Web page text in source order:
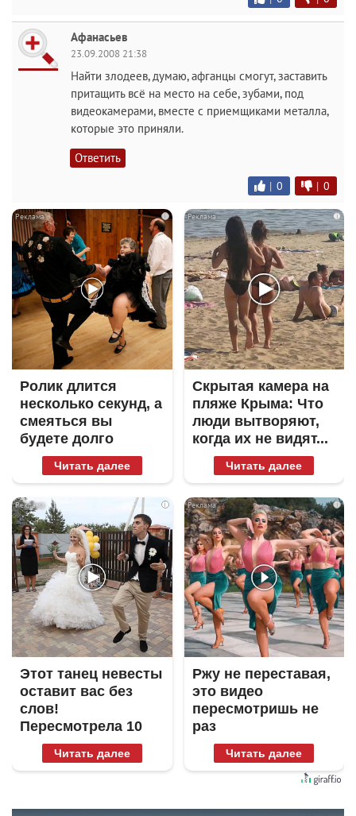
Афанасьев
23.09.2008 21:38
Найти злодеев, думаю, афганцы смогут, заставить
притащить всё на место на себе, зубами, под
видеокамерами, вместе с приемщиками металла,
которые это приняли.
Ответить
| 0 | 0
i
Ролик длится
несколько секунд, а
смеяться вы
будете долго
Читать далее
i
Скрытая камера на
пляже Крыма: Что
люди вытворяют,
когда их не видят...
Читать далее
i
Этот танец невесты
оставит вас без
слов!
Пересмотрела 10
раз
Читать далее
i
Ржу не переставая,
это видео
пересмотришь не
раз
Читать далее